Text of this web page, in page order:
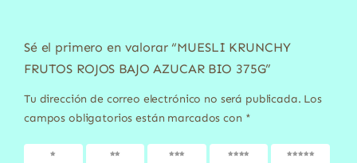
Sé el primero en valorar “MUESLI KRUNCHY
FRUTOS ROJOS BAJO AZUCAR BIO 375G”
Tu dirección de correo electrónico no será publicada. Los
campos obligatorios están marcados con *
1 de 5
2 de 5
3 de 5
4 de 5
5 de 5